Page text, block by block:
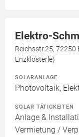
Elektro-
Reichsstr.25,
Enzklösterle)
SOLARANLAGE
Photovoltaik,
SOLAR TÄTIGKEITEN
Anlage &
Vermietung /